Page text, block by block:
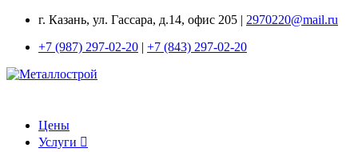
г. Казань, ул. Гассара, д.14, офис 205 | 2970220@mail.ru
+7 (987) 297-02-20 | +7 (843) 297-02-20
Цены
Услуги